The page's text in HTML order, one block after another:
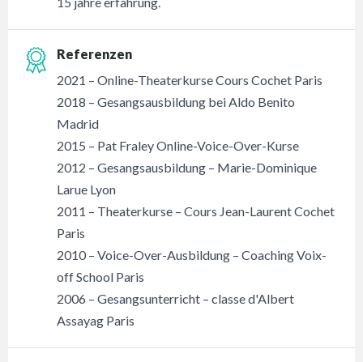
Referenzen
2021 – Online-Theaterkurse Cours Cochet Paris
2018 – Gesangsausbildung bei Aldo Benito
Madrid
2015 – Pat Fraley Online-Voice-Over-Kurse
2012 – Gesangsausbildung – Marie-Dominique
Larue Lyon
2011 – Theaterkurse – Cours Jean-Laurent Cochet
Paris
2010 – Voice-Over-Ausbildung – Coaching Voix-
off School Paris
2006 – Gesangsunterricht – classe d'Albert
Assayag Paris